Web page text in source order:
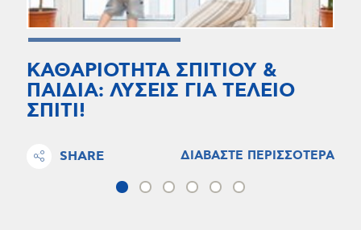
ΚΑΘΑΡΙΟΤΗΤΑ ΣΠΙΤΙΟΥ &
ΠΑΙΔΙΑ: ΛΥΣΕΙΣ ΓΙΑ ΤΕΛΕΙΟ
ΣΠΙΤΙ!
SHARE ΔΙΑΒΑΣΤΕ ΠΕΡΙΣΣΟΤΕΡΑ